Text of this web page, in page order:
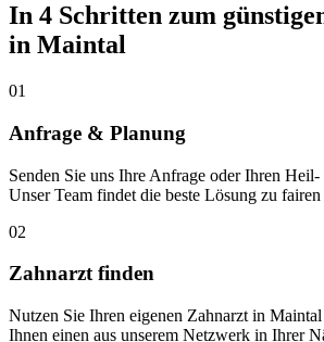
In 4 Schritten zum
in Maintal
01
Anfrage & Planung
Senden Sie uns Ihre Anfrage oder Ihren
Unser Team findet die beste Lösung zu fairen
02
Zahnarzt finden
Nutzen Sie Ihren eigenen Zahnarzt in
Ihnen einen aus unserem Netzwerk in Ihrer